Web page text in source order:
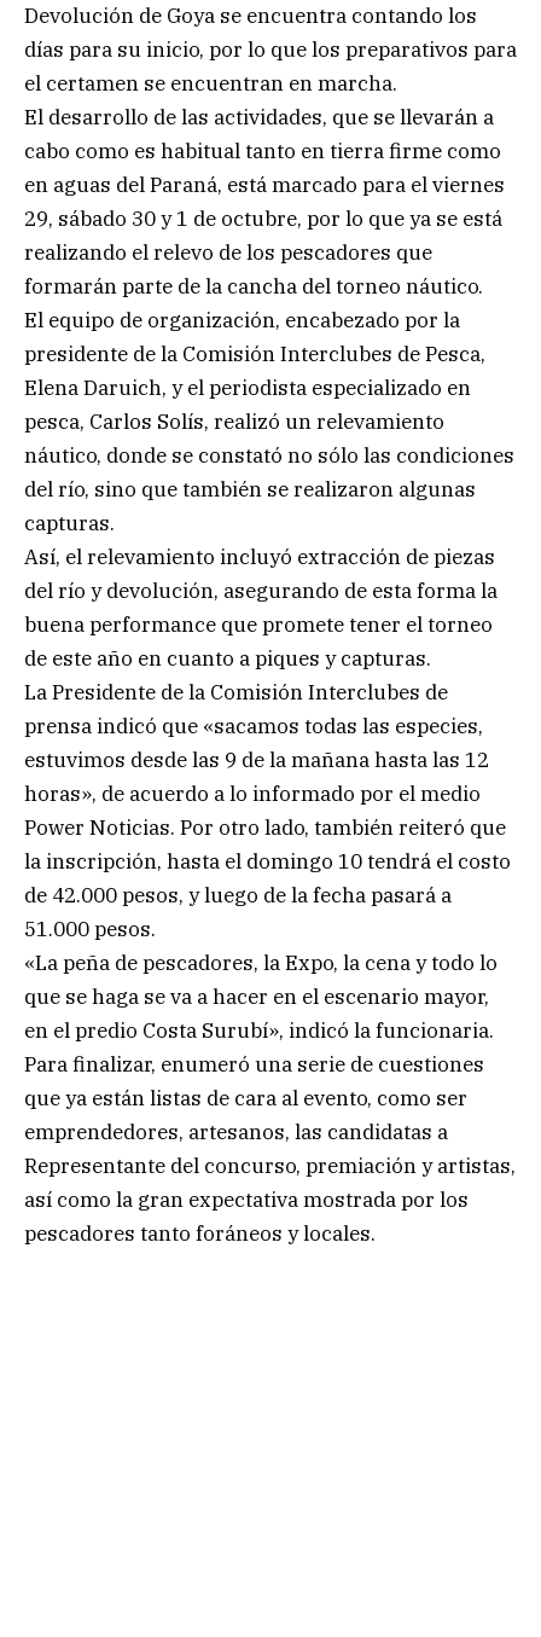
Devolución de Goya se encuentra contando los
días para su inicio, por lo que los preparativos para
el certamen se encuentran en marcha.
El desarrollo de las actividades, que se llevarán a
cabo como es habitual tanto en tierra firme como
en aguas del Paraná, está marcado para el viernes
29, sábado 30 y 1 de octubre, por lo que ya se está
realizando el relevo de los pescadores que
formarán parte de la cancha del torneo náutico.
El equipo de organización, encabezado por la
presidente de la Comisión Interclubes de Pesca,
Elena Daruich, y el periodista especializado en
pesca, Carlos Solís, realizó un relevamiento
náutico, donde se constató no sólo las condiciones
del río, sino que también se realizaron algunas
capturas.
Así, el relevamiento incluyó extracción de piezas
del río y devolución, asegurando de esta forma la
buena performance que promete tener el torneo
de este año en cuanto a piques y capturas.
La Presidente de la Comisión Interclubes de
prensa indicó que «sacamos todas las especies,
estuvimos desde las 9 de la mañana hasta las 12
horas», de acuerdo a lo informado por el medio
Power Noticias. Por otro lado, también reiteró que
la inscripción, hasta el domingo 10 tendrá el costo
de 42.000 pesos, y luego de la fecha pasará a
51.000 pesos.
«La peña de pescadores, la Expo, la cena y todo lo
que se haga se va a hacer en el escenario mayor,
en el predio Costa Surubí», indicó la funcionaria.
Para finalizar, enumeró una serie de cuestiones
que ya están listas de cara al evento, como ser
emprendedores, artesanos, las candidatas a
Representante del concurso, premiación y artistas,
así como la gran expectativa mostrada por los
pescadores tanto foráneos y locales.